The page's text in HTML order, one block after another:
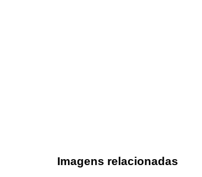
Imagens relacionadas